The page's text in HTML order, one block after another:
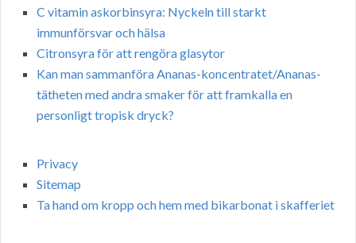
C vitamin askorbinsyra: Nyckeln till starkt
immunförsvar och hälsa
Citronsyra för att rengöra glasytor
Kan man sammanföra Ananas-koncentratet/Ananas-
tätheten med andra smaker för att framkalla en
personligt tropisk dryck?
Privacy
Sitemap
Ta hand om kropp och hem med bikarbonat i skafferiet